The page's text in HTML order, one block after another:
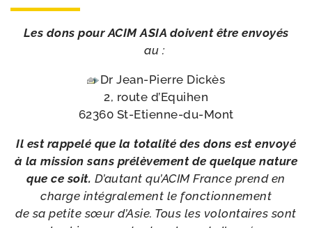
Les dons pour ACIM ASIA doivent être envoyés
au :
Dr Jean-​Pierre Dickès
2, route d’Equihen
62360 St-Etienne-du-Mont
Il est rap­pe­lé que la tota­li­té des dons est envoyé
à la mis­sion sans pré­lè­ve­ment de quelque nature
que ce soit. D’autant qu’ACIM France prend en
charge inté­gra­le­ment le fonc­tion­ne­ment
de sa petite sœur d’Asie. Tous les volon­taires sont